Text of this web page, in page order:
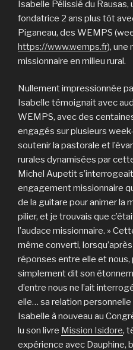
Isabelle Pélissié du
fondatrice 2 ans plus tôt
Piganeau, des WEMPS
https://www.wemps.fr),
missionnaire en milieu rural.
Nullement impressionnée
Isabelle témoignait avec
WEMPS, avec des
engagés sur plusieurs
soutenir la pastorale et
rurales dynamisées par
Michel Aupetit
engagement missionnaire
de la guitare pour animer la
pilier, et je trouvais que
l’audace missionnaire. »
même converti,
réponses entre elle et
simplement dit son
d’entre nous ne l’ait
elle… sa relation
Isabelle à nouveau au
lu son livre Mission Isidore,
expérience avec Dauphine,